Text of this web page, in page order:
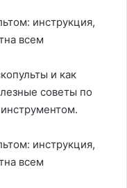
и как
советы по